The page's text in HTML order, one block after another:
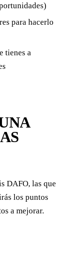
para hacerlo
tienes a
DAFO, las que
los puntos
a mejorar.